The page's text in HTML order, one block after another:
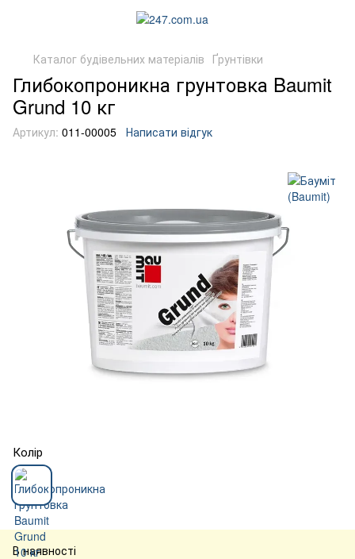
Каталог будівельних матеріалів Ґрунтівки
Глибокопроникна грунтовка Baumit
Grund 10 кг
Артикул: 011-00005 Написати відгук
Колір
В наявності